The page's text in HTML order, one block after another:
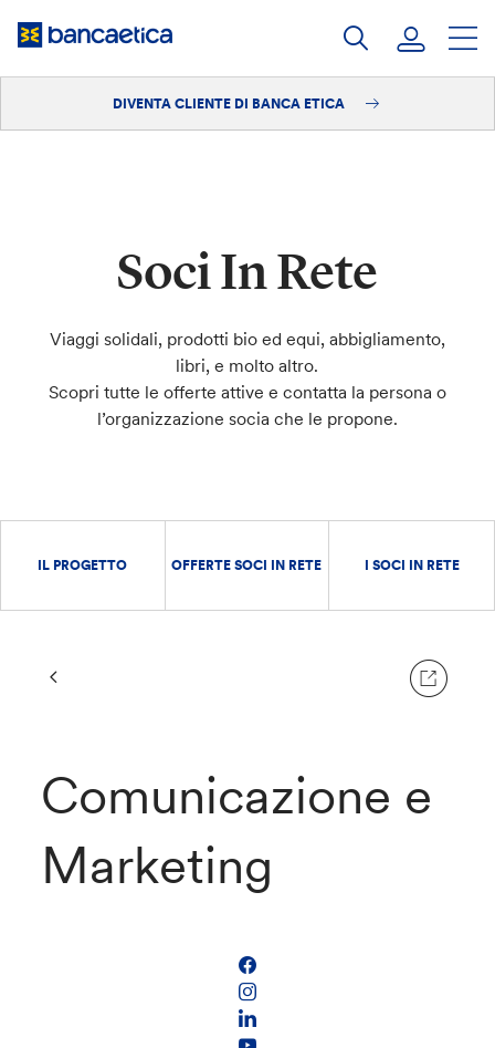
DIVENTA CLIENTE DI BANCA ETICA
Soci In Rete
Viaggi solidali, prodotti bio ed equi, abbigliamento,
libri, e molto altro.
Scopri tutte le offerte attive e contatta la persona o
l’organizzazione socia che le propone.
IL PROGETTO OFFERTE SOCI IN RETE I SOCI IN RETE
Comunicazione e
Marketing